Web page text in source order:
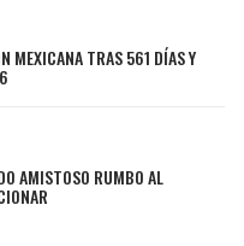
MEXICANA TRAS 561 DÍAS Y
AMISTOSO RUMBO AL